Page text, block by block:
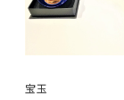
宝玉